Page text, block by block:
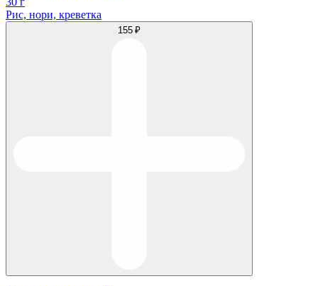
Рис, нори, креветка
155 ₽